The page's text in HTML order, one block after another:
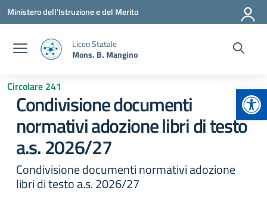
Vai ai contenuti
Vai al menu di navigazione
Vai al footer
Ministero dell'Istruzione e del Merito
Liceo Statale
Mons. B. Mangino
Circolare 241
Condivisione documenti
normativi adozione libri di testo
a.s. 2026/27
Condivisione documenti normativi adozione
libri di testo a.s. 2026/27